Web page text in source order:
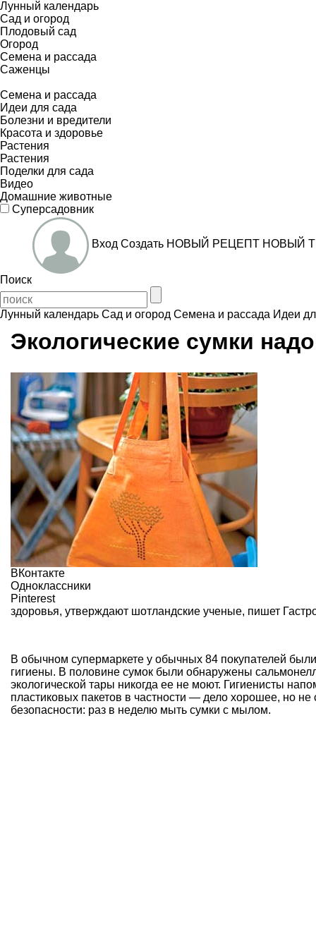
Лунный календарь
Сад и огород
Плодовый сад
Огород
Семена и рассада
Саженцы
Семена и рассада
Идеи для сада
Болезни и вредители
Красота и здоровье
Растения
Растения
Поделки для сада
Видео
Домашние животные
Суперсадовник
Вход Создать НОВЫЙ РЕЦЕПТ НОВЫЙ
Поиск
Лунный календарь Сад и огород Семена и рассада Идеи
Экологические сумки
ВКонтакте
Одноклассники
Pinterest
здоровья, утверждают шотландские ученые, пишет
В обычном супермаркете у обычных 84 покупателей
гигиены. В половине сумок были обнаружены
экологической тары никогда ее не моют. Гигиенисты
пластиковых пакетов в частности — дело хорошее, но
безопасности: раз в неделю мыть сумки с мылом.